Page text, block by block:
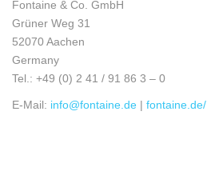
Fontaine & Co. GmbH
Grüner Weg 31
52070 Aachen
Germany
Tel.: +49 (0) 2 41 / 91 86 3 – 0
E-Mail: info@fontaine.de | fontaine.de/